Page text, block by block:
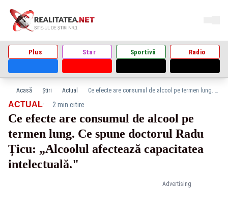
Plus Star Sportivă Radio
Acasă Știri Actual Ce efecte are consumul de alcool pe termen lung. Ce spune doctorul Radu Țicu: „Alcoolul afectează capacitatea intelectuală."
Advertising
ACTUAL· 2 min citire
Ce efecte are consumul de alcool pe
termen lung. Ce spune doctorul Radu
Țicu: „Alcoolul afectează capacitatea
intelectuală."